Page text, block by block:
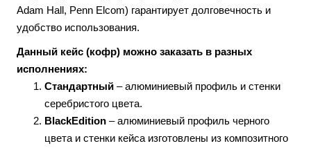
Adam Hall, Penn Elcom) гарантирует долговечность и
удобство использования.
Данный кейс (кофр) можно заказать в разных
исполнениях:
Стандартный – алюминиевый профиль и стенки
серебристого цвета.
BlackEdition – алюминиевый профиль черного
цвета и стенки кейса изготовлены из композитного